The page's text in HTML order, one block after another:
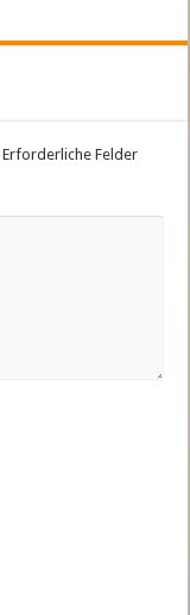
Erforderliche Felder